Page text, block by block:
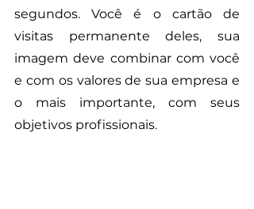
segundos. Você é o cartão de
visitas permanente deles, sua
imagem deve combinar com você
e com os valores de sua empresa e
o mais importante, com seus
objetivos profissionais.